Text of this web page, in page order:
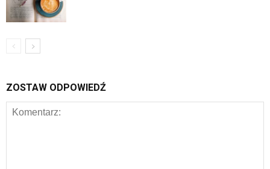
ZOSTAW ODPOWIEDŹ